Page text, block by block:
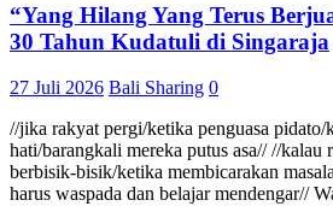
“Yang Hilang Yang Terus
30 Tahun Kudatuli di Singaraja
27 Juli 2026 Bali Sharing 0
//jika rakyat pergi/ketika penguasa pidato/
hati/barangkali mereka putus asa// //kalau
berbisik-bisik/ketika membicarakan
harus waspada dan belajar mendengar//